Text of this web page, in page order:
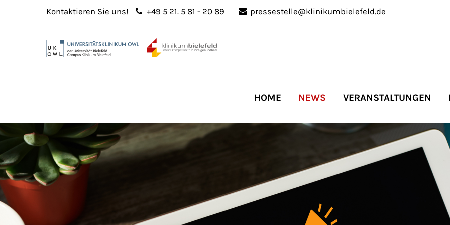
Login
Benutzername
Anmelden
Register
24h/
We offer support for our
customers
Have any questions?
+44 1234 567 890
Drop us a line
info@yourdomain.com
Kontaktieren Sie uns! +49 5 21. 5 81 - 20 89 pressestelle@klinikumbielefeld.de
HOME NEWS VERANSTALTUNGEN